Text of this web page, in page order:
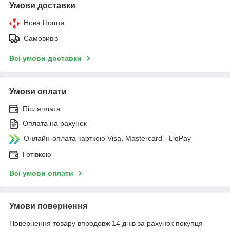
Умови доставки
Нова Пошта
Самовивіз
Всі умови доставки
Умови оплати
Післяплата
Оплата на рахунок
Онлайн-оплата карткою Visa, Mastercard - LiqPay
Готівкою
Всі умови оплати
Умови повернення
Повернення товару впродовж 14 днів за рахунок покупця